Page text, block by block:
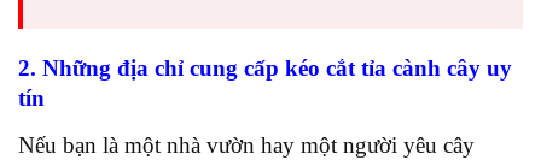
2. Những địa chỉ cung cấp kéo cắt tỉa cành cây uy
tín
Nếu bạn là một nhà vườn hay một người yêu cây